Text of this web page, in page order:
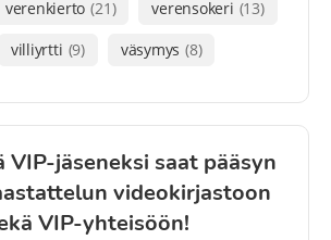
verenkierto (21) verensokeri (13)
villiyrtti (9) väsymys (8)
jäseneksi saat pääsyn
videokirjastoon
VIP-yhteisöön!